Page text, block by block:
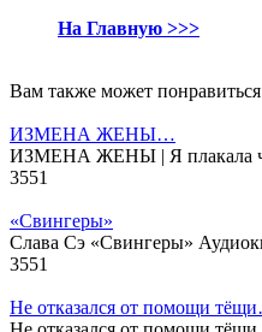
На Главную >>>
Вам также может понравиться
ИЗМЕНА ЖЕНЫ…
ИЗМЕНА ЖЕНЫ | Я плакала
3551
«Свингеры»
Слава Сэ «Свингеры»
3551
Не отказался от помощи